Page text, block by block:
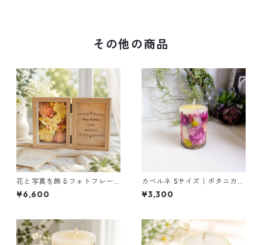
その他の商品
花と写真を飾るフォトフレー
ム（イエロー＆オレンジ）｜
お祝いギフトに
¥6,600
カベルネ Sサイズ｜ボタニカル
キャンドル（立体仕上げ）
¥3,300